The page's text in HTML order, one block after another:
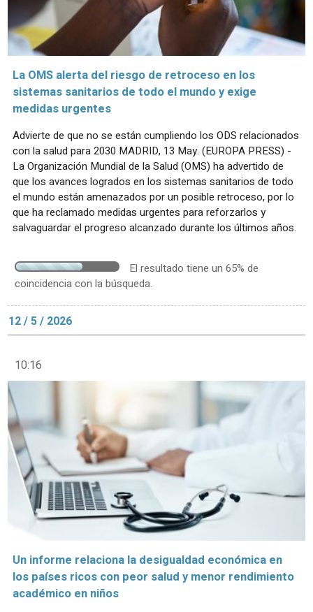
La OMS alerta del riesgo de retroceso en los
sistemas sanitarios de todo el mundo y exige
medidas urgentes
Advierte de que no se están cumpliendo los ODS relacionados
con la salud para 2030 MADRID, 13 May. (EUROPA PRESS) -
La Organización Mundial de la Salud (OMS) ha advertido de
que los avances logrados en los sistemas sanitarios de todo
el mundo están amenazados por un posible retroceso, por lo
que ha reclamado medidas urgentes para reforzarlos y
salvaguardar el progreso alcanzado durante los últimos años.
El resultado tiene un 65% de
coincidencia con la búsqueda.
12 / 5 / 2026
10:16
Un informe relaciona la desigualdad económica en
los países ricos con peor salud y menor rendimiento
académico en niños